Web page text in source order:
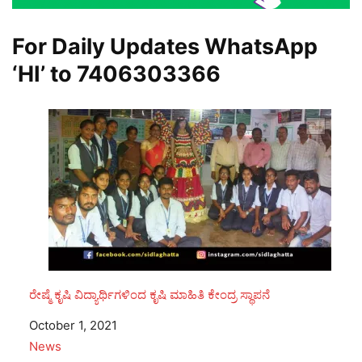
For Daily Updates WhatsApp
‘HI’ to 7406303366
ರೇಷ್ಮೆ ಕೃಷಿ ವಿದ್ಯಾರ್ಥಿಗಳಿಂದ ಕೃಷಿ ಮಾಹಿತಿ ಕೇಂದ್ರ ಸ್ಥಾಪನೆ
Date
October 1, 2021
In relation to
News